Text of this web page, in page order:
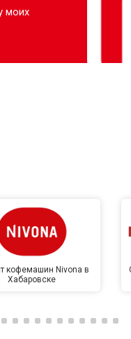
моих
кофемашин Nivona в
Хабаровске